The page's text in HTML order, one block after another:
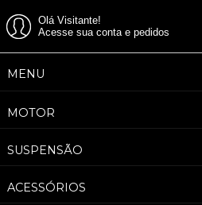
Olá Visitante!
Acesse sua conta e pedidos
MENU
MOTOR
SUSPENSÃO
ACESSÓRIOS